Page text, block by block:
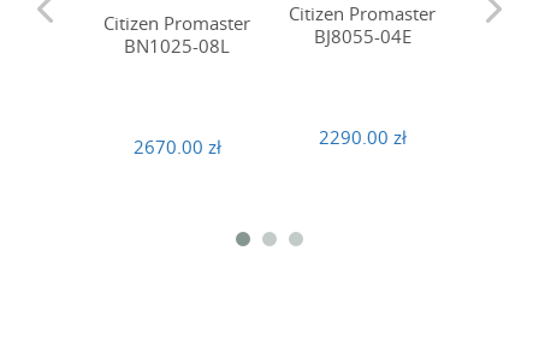
Citizen Promaster
BN1025-08L
2670.00 zł
Citizen Promaster
BJ8055-04E
2290.00 zł